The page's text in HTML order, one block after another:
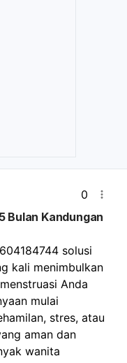
✔ Hindari merokok dan
✔ Lakukan pemeriksaan
kesehatan secara berkala.
Telat datang bulan
dapat menimbulkan rasa
tetapi tidak selalu
0
Bulan Kandungan
solusi
kali menimbulkan
Anda
mulai
stres, atau
aman dan
wanita